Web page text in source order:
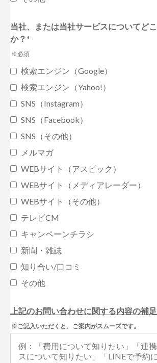
当社、または当社サービスについてど
か？*
※必須
検索エンジン（Google）
検索エンジン（Yahoo!）
SNS（Instagram）
SNS（Facebook）
SNS（その他）
メルマガ
WEBサイト（アスピック）
WEBサイト（メディアレーダー）
WEBサイト（その他）
テレビCM
キャンペーンチラシ
新聞・雑誌
知り合い/口コミ
その他
上記のお問い合わせに関する内容の補足
※ご記入いただくと、ご案内がスムーズです。